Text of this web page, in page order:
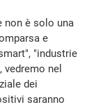
non è solo una
e
"industrie
nel
dei
saranno